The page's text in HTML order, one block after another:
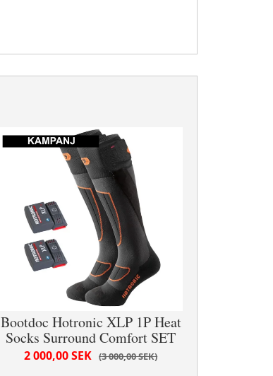
Bootdoc Hotronic XLP 1P Heat
Socks Surround Comfort SET
3 000,00 SEK
2 000,00 SEK